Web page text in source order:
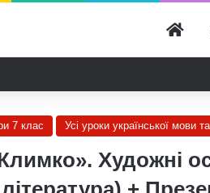
7 клас Усі уроки української мови
Художні